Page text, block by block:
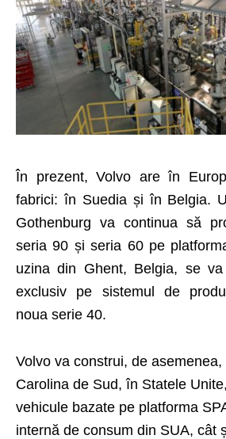
În prezent, Volvo are în
fabrici: în Suedia și în Belgia.
Gothenburg va continua să
seria 90 și seria 60 pe
uzina din Ghent, Belgia, se
exclusiv pe sistemul de
noua serie 40.
Volvo va construi, de
Carolina de Sud, în Statele
vehicule bazate pe platforma
internă de consum din SUA, cât